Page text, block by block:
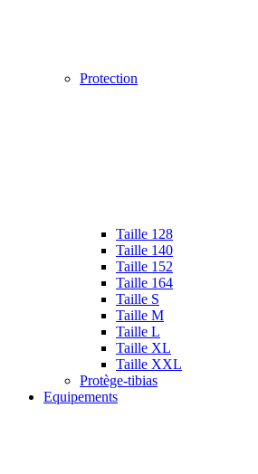
Protection
Taille 128
Taille 140
Taille 152
Taille 164
Taille S
Taille M
Taille L
Taille XL
Taille XXL
Protège-tibias
Equipements